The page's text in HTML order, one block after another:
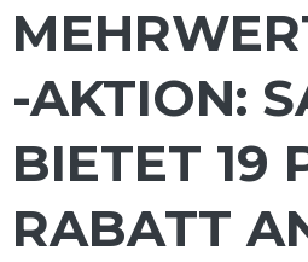
-AKTION:
BIETET 19
RABATT